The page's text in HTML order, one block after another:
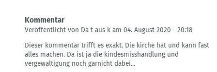
Kommentar
Veröffentlicht von Da t aus k am 04. August 2020 - 20:18
auf
Bücherverbrennung,
von
Dieser kommentar trifft es exakt. Die kirche hat und kann fast
alles machen. Da ist ja die kindesmisshandlung und
vergewaltigung noch garnicht dabei...